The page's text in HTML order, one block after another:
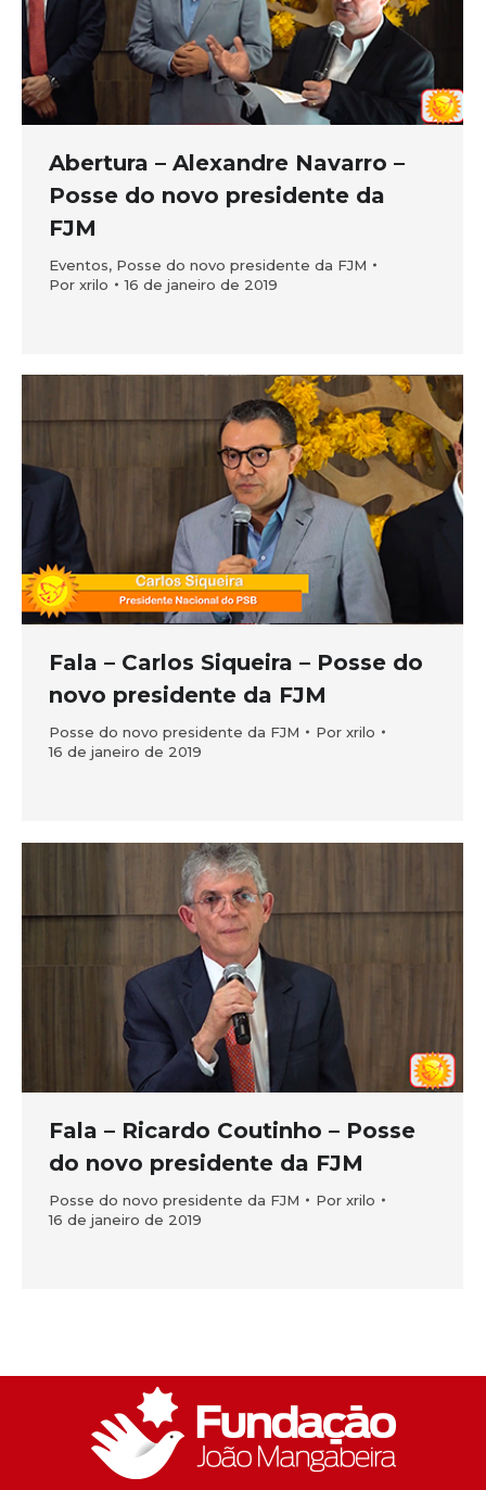
Abertura – Alexandre Navarro –
Posse do novo presidente da
FJM
Eventos, Posse do novo presidente da FJM
Por xrilo 16 de janeiro de 2019
Fala – Carlos Siqueira – Posse do
novo presidente da FJM
Posse do novo presidente da FJM Por xrilo
16 de janeiro de 2019
Fala – Ricardo Coutinho – Posse
do novo presidente da FJM
Posse do novo presidente da FJM Por xrilo
16 de janeiro de 2019